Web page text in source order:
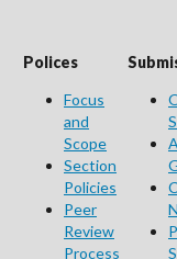
Polices
Focus
and
Scope
Section
Policies
Peer
Review
Process